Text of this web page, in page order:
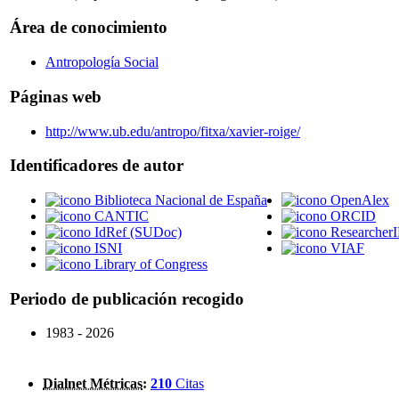
Área de conocimiento
Antropología Social
Páginas web
http://www.ub.edu/antropo/fitxa/xavier-roige/
Identificadores de autor
Biblioteca Nacional de España
CANTIC
IdRef (SUDoc)
ISNI
Library of Congress
OpenAlex
ORCID
VIAF
Periodo de publicación recogido
1983 - 2026
Dialnet Métricas: 210 Citas